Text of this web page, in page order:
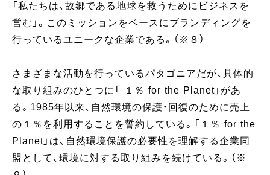
「私たちは、故郷である地球を救うためにビジネスを
営む」。このミッションをベースにブランディングを
行っているユニークな企業である。（※８）
さまざまな活動を行っているパタゴニアだが、具体的
な取り組みのひとつに「 １％ for the Planet」があ
る。1985年以来、自然環境の保護・回復のために売上
の１％を利用することを誓約している。「１％ for the
Planet」は、自然環境保護の必要性を理解する企業同
盟として、環境に対する取り組みを続けている。（※